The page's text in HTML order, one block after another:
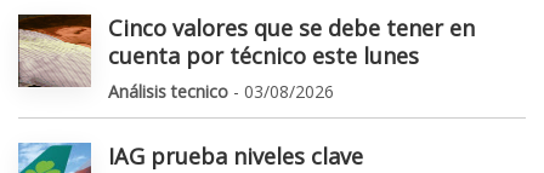
Cinco valores que se debe tener en
cuenta por técnico este lunes
Análisis tecnico - 03/08/2026
IAG prueba niveles clave